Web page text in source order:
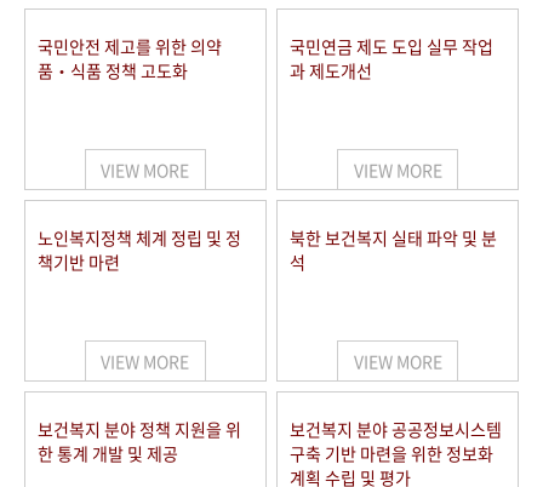
국민안전 제고를 위한 의약
품‧식품 정책 고도화
VIEW MORE
국민연금 제도 도입 실무 작업
과 제도개선
VIEW MORE
노인복지정책 체계 정립 및 정
책기반 마련
VIEW MORE
북한 보건복지 실태 파악 및 분
석
VIEW MORE
보건복지 분야 정책 지원을 위
한 통계 개발 및 제공
보건복지 분야 공공정보시스템
구축 기반 마련을 위한 정보화
계획 수립 및 평가